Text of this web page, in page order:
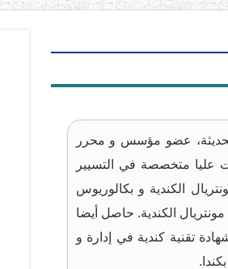
الحديثة، عضو مؤسس و محرر
عليا متخصصة في التسيير
الكندية و بكالوريوس
الكندية. حاصل أيضا
تقنية كندية في إدارة و